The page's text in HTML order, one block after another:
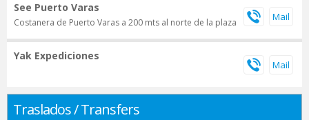
See Puerto Varas
Costanera de Puerto Varas a 200 mts al norte de la plaza
Yak Expediciones
Traslados / Transfers